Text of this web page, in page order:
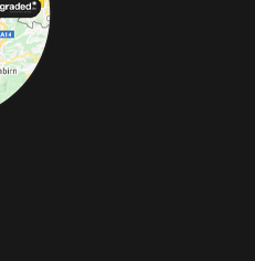
und Individualisierungen.